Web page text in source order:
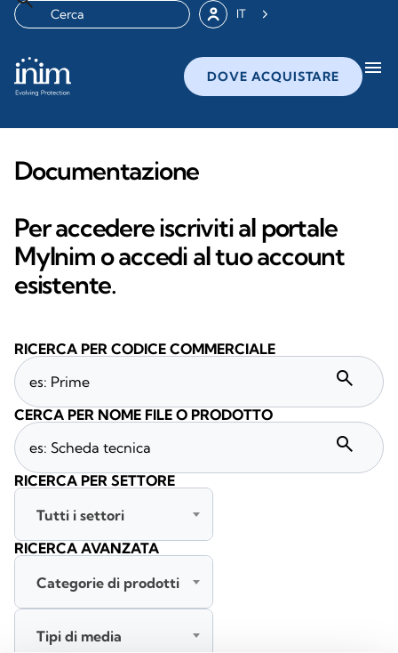
IT
DOVE ACQUISTARE menu
Documentazione
Per accedere iscriviti al portale
MyInim o accedi al tuo account
esistente.
RICERCA PER CODICE COMMERCIALE
search
CERCA PER NOME FILE O PRODOTTO
search
RICERCA PER SETTORE
Tutti i settori
RICERCA AVANZATA
Categorie di prodotti
Tipi di media